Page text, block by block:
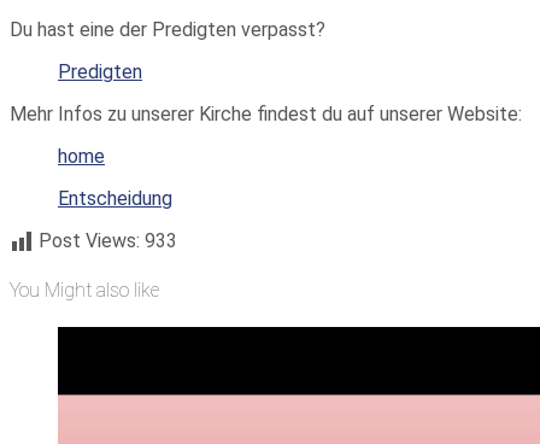
Du hast eine der Predigten verpasst?
Predigten
Mehr Infos zu unserer Kirche findest du auf unserer Website:
home
Entscheidung
Post Views: 933
You Might also like